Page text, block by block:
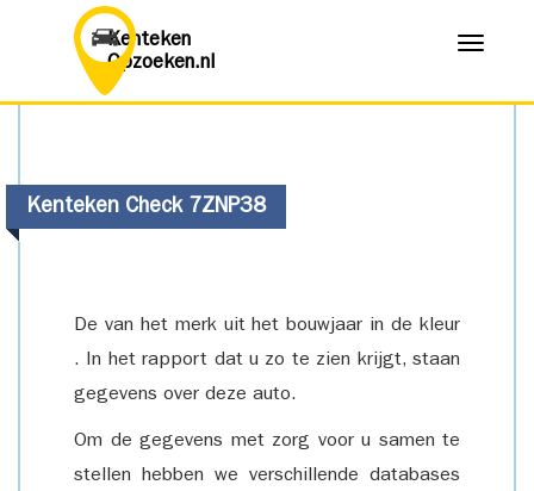
Kenteken
Opzoeken.nl
Menu
Kenteken Check 7ZNP38
De van het merk uit het bouwjaar in de kleur
. In het rapport dat u zo te zien krijgt, staan
gegevens over deze auto.
Om de gegevens met zorg voor u samen te
stellen hebben we verschillende databases